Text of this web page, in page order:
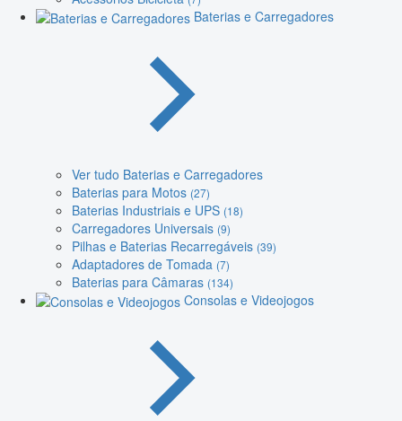
Baterias e Carregadores
Ver tudo Baterias e Carregadores
Baterias para Motos (27)
Baterias Industriais e UPS (18)
Carregadores Universais (9)
Pilhas e Baterias Recarregáveis (39)
Adaptadores de Tomada (7)
Baterias para Câmaras (134)
Consolas e Videojogos